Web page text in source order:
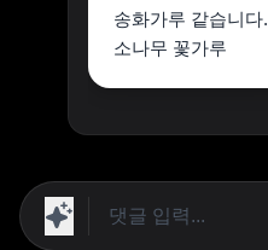
송화가루 같습니다.
소나무 꽃가루